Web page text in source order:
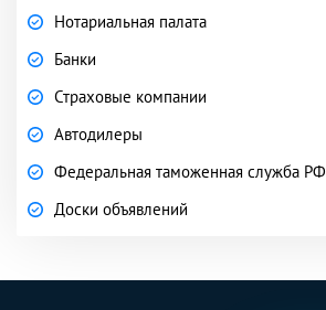
Нотариальная палата
Банки
Страховые компании
Автодилеры
Федеральная таможенная служба РФ
Доски объявлений